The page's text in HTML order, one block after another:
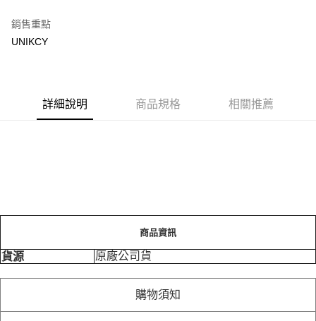
7-11取貨付款［需3-5個工作天不含預購商品］
每筆NT$100，滿NT$799(含以上)免運費
銷售重點
UNIKCY
詳細說明 商品規格 相關推薦
商品資訊
貨源 原廠公司貨
購物須知